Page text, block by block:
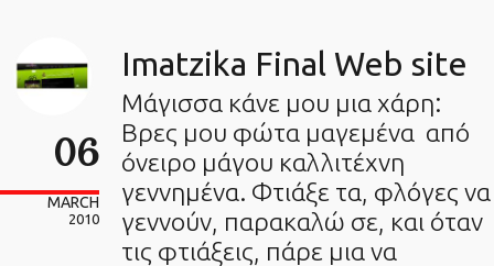
06
MARCH
2010
Imatzika Final Web site
Μάγισσα κάνε μου μια χάρη:
Βρες μου φώτα μαγεμένα από
όνειρο μάγου καλλιτέχνη
γεννημένα. Φτιάξε τα, φλόγες να
γεννούν, παρακαλώ σε, και όταν
τις φτιάξεις, πάρε μια να